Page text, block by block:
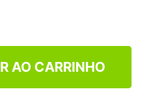
AO CARRINHO